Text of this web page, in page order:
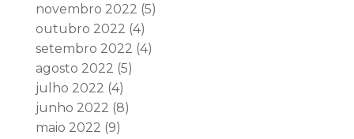
novembro 2022 (5)
outubro 2022 (4)
setembro 2022 (4)
agosto 2022 (5)
julho 2022 (4)
junho 2022 (8)
maio 2022 (9)